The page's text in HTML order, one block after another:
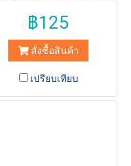
฿125
สั่งซื้อสินค้า
เปรียบเทียบ